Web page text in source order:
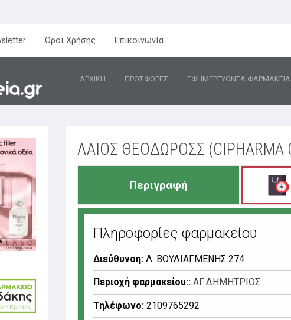
Όροι Χρήσης Επικοινωνία
ΑΡΧΙΚΗ ΠΡΟΣΦΟΡΕΣ ΕΦΗΜΕΡΕΥΟΝΤΑ ΦΑΡΜΑΚΕΙΑ
ΛΑΙΟΣ ΘΕΟΔΩΡΟΣΣ (CIPHARMA
Περιγραφή
Πληροφορίες φαρμακείου
Διεύθυνση: Λ. ΒΟΥΛΙΑΓΜΕΝΗΣ 274
Περιοχή φαρμακείου:: ΑΓ.ΔΗΜΗΤΡΙΟΣ
Τηλέφωνο: 2109765292